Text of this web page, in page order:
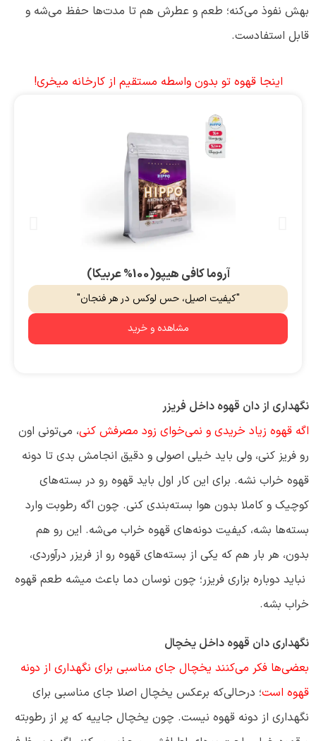
بهش نفوذ می‌کنه؛ طعم و عطرش هم تا مدت‌ها حفظ می‌شه و
قابل استفادست.
اینجا قهوه تو بدون واسطه مستقیم از کارخانه میخری!
آروما کافی هیپو(100% عربیکا)
مشاهده و خرید
"کیفیت اصیل، حس لوکس در هر فنجان"
نگهداری از دان قهوه داخل فریزر
اگه قهوه‌ زیاد خریدی و نمی‌خوای زود مصرفش کنی، می‌تونی اون
رو فریز کنی، ولی باید خیلی اصولی و دقیق انجامش بدی تا دونه
قهوه خراب نشه. برای این کار اول باید قهوه رو در بسته‌های
کوچیک و کاملا بدون هوا بسته‌بندی کنی. چون اگه رطوبت وارد
بسته‌ها بشه، کیفیت دونه‌های قهوه خراب می‌شه. این رو هم
بدون، هر بار هم که یکی از بسته‌های قهوه رو از فریزر درآوردی،
نباید دوباره بزاری فریزر؛ چون نوسان دما باعث میشه طعم قهوه
خراب بشه.
نگهداری دان قهوه داخل یخچال
بعضی‌ها فکر می‌کنند یخچال جای مناسبی برای نگهداری از دونه
قهوه است؛ درحالی‌که برعکس یخچال اصلا جای مناسبی برای
نگهداری از دونه قهوه نیست. چون یخچال جاییه که پر از رطوبته